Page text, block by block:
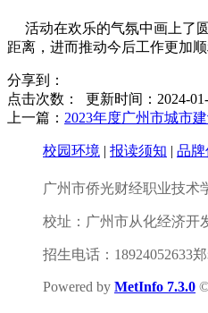
活动在欢乐的气氛中画上了
距离，进而推动今后工作更加
分享到：
点击次数：
更新时间：2024-
上一篇： 2023年度广州市城市
校园环境 报读须知 品
广州市侨光财经职业技术
校址：广州市从化经济开
招生电话：18924052633
Powered by MetInfo 7.3.0